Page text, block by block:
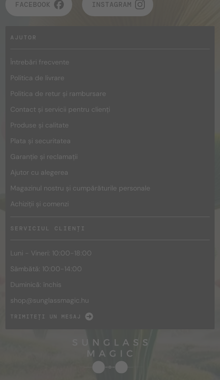
FACEBOOK INSTAGRAM
AJUTOR
Întrebări frecvente
Politica de livrare
Politica de retur și rambursare
Contact și servicii pentru clienți
Produse și calitate
Plata și securitatea
Garanție și reclamații
Ajutor cu alegerea
Magazinul nostru și cumpărăturile personale
Achiziții și comenzi
SERVICIUL CLIENȚI
Luni - Vineri: 10:00-18:00
Sâmbătă: 10:00-14:00
Duminică: închis
shop@sunglassmagic.hu
TRIMITEȚI UN MESAJ